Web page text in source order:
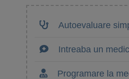
Autoevaluare
Intreaba un medic
Programare la